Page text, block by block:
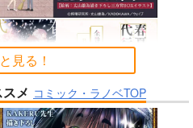
ンプル
カート
サンプル
カート
No.8 No.8
見る！
メ コミック・ラノベTOP